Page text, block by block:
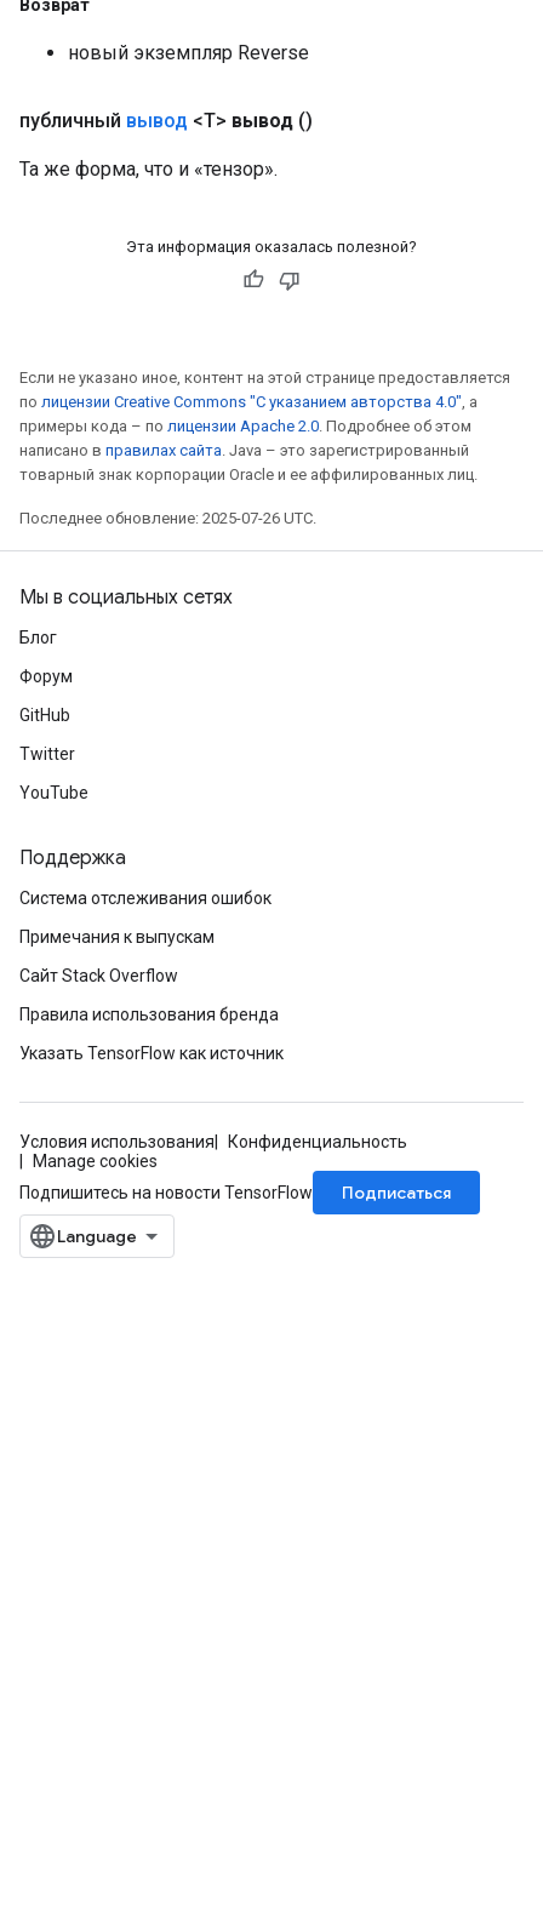
Возврат
новый экземпляр Reverse
публичный вывод <T> вывод ()
Та же форма, что и «тензор».
Эта информация оказалась полезной?
Если не указано иное, контент на этой странице предоставляется
по лицензии Creative Commons "С указанием авторства 4.0", а
примеры кода – по лицензии Apache 2.0. Подробнее об этом
написано в правилах сайта. Java – это зарегистрированный
товарный знак корпорации Oracle и ее аффилированных лиц.
Последнее обновление: 2025-07-26 UTC.
Мы в социальных сетях
Блог
Форум
GitHub
Twitter
YouTube
Поддержка
Система отслеживания ошибок
Примечания к выпускам
Сайт Stack Overflow
Правила использования бренда
Указать TensorFlow как источник
Условия использования
Конфиденциальность
Manage cookies
Подпишитесь на новости TensorFlow
Подписаться